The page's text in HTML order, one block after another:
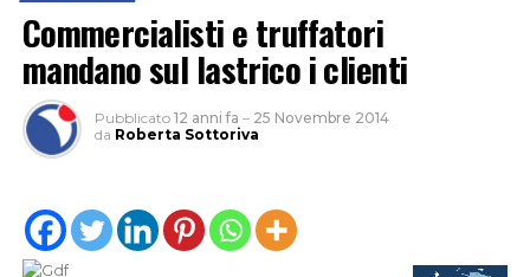
Commercialisti e truffatori
mandano sul lastrico i clienti
Pubblicato 12 anni fa – 25 Novembre 2014
da Roberta Sottoriva